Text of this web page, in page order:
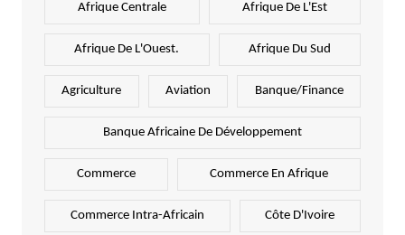
Afrique Centrale Afrique De L'Est
Afrique De L'Ouest. Afrique Du Sud
Agriculture Aviation Banque/Finance
Banque Africaine De Développement
Commerce Commerce En Afrique
Commerce Intra-Africain Côte D'Ivoire